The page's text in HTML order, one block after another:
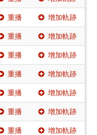
重播 增加軌跡
重播 增加軌跡
重播 增加軌跡
重播 增加軌跡
重播 增加軌跡
重播 增加軌跡
重播 增加軌跡